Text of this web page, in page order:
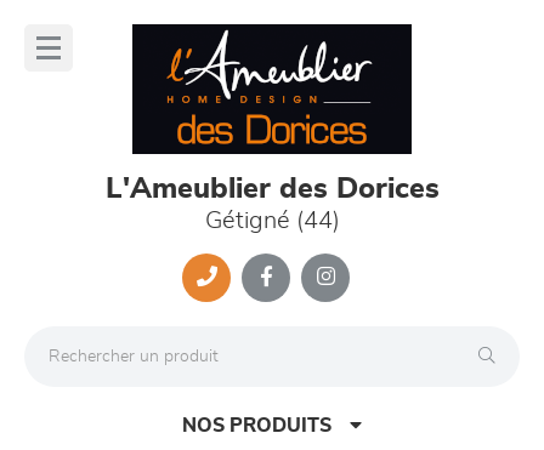
L'Ameublier des Dorices
Gétigné (44)
NOS PRODUITS